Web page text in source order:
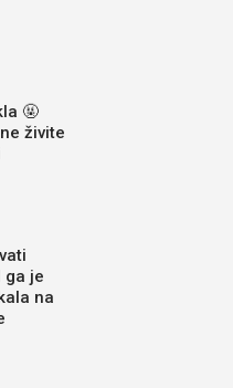
🤬
živite
ga je
na